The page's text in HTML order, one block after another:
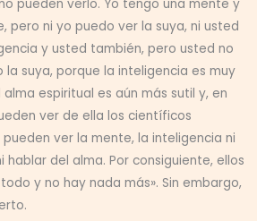
pueden verlo. Yo tengo una mente y
pero ni yo puedo ver la suya, ni usted
y usted también, pero usted no
la suya, porque la inteligencia es muy
espiritual es aún más sutil y, en
ver de ella los científicos
ver la mente, la inteligencia ni
hablar del alma. Por consiguiente, ellos
y no hay nada más». Sin embargo,